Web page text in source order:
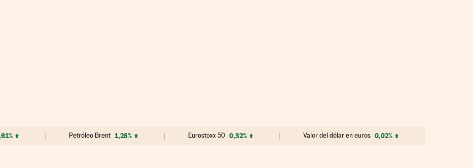
Petróleo Brent 1,28% Eurostoxx 50 0,32% Valor del dólar en euros 0,02%